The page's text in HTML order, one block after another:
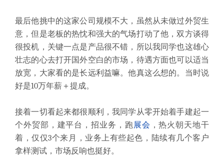
最后他挑中的这家公司规模不大，虽然从未做过外贸生
意，但是老板的热忱和强大的气场打动了他，双方谈得
很投机，关键一点是产品很不错，所以我同学也这雄心
壮志的心去打开国外空白的市场，待遇方面也可以适当
放宽，大家看的是长远利益嘛。他真这么想的。当时说
好是10万年薪＋提成。
接着一切看起来都很顺利，我同学从零开始着手建起一
个外贸部，建平台，招业务，跑展会 ，热火朝天地干
着，仅仅3个来月，业务上有些起色，陆续有几个客户
拿样测试，市场反响也挺好。